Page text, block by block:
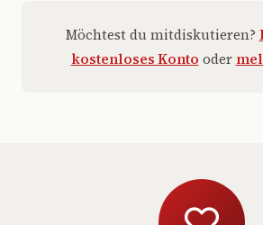
Möchtest du mitdiskutieren?
kostenloses Konto oder